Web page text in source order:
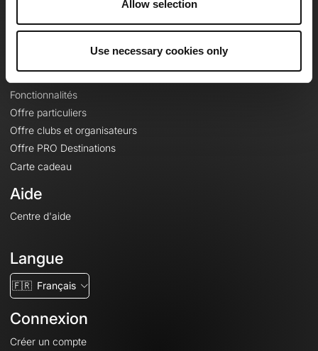
Allow selection
Use necessary cookies only
Le Mag'
Fonctionnalités
Offre particuliers
Offre clubs et organisateurs
Offre PRO Destinations
Carte cadeau
Aide
Centre d'aide
Langue
🇫🇷 Français
Connexion
Créer un compte